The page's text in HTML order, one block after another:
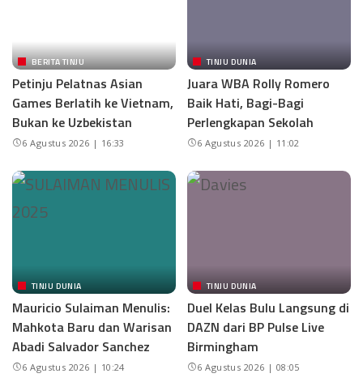
BERITA TINJU
Petinju Pelatnas Asian
Games Berlatih ke Vietnam,
Bukan ke Uzbekistan
6 Agustus 2026 | 16:33
TINJU DUNIA
Juara WBA Rolly Romero
Baik Hati, Bagi-Bagi
Perlengkapan Sekolah
6 Agustus 2026 | 11:02
TINJU DUNIA
Mauricio Sulaiman Menulis:
Mahkota Baru dan Warisan
Abadi Salvador Sanchez
6 Agustus 2026 | 10:24
TINJU DUNIA
Duel Kelas Bulu Langsung di
DAZN dari BP Pulse Live
Birmingham
6 Agustus 2026 | 08:05